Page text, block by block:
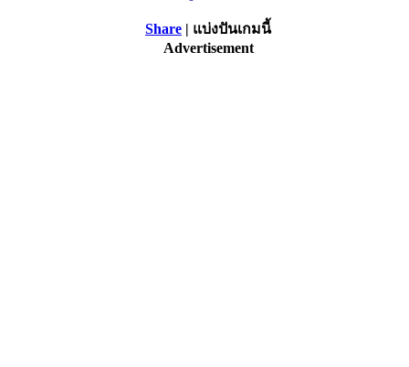
Share | แบ่งปันเกมนี้
Advertisement